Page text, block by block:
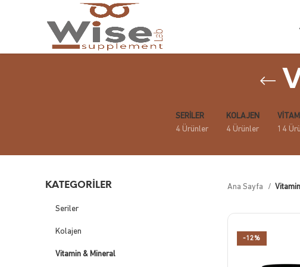
SERILER
4 Ürünler
KOLAJEN
4 Ürünler
14
KATEGORILER
Seriler
Kolajen
Vitamin & Mineral
Ana Sayfa
-12%